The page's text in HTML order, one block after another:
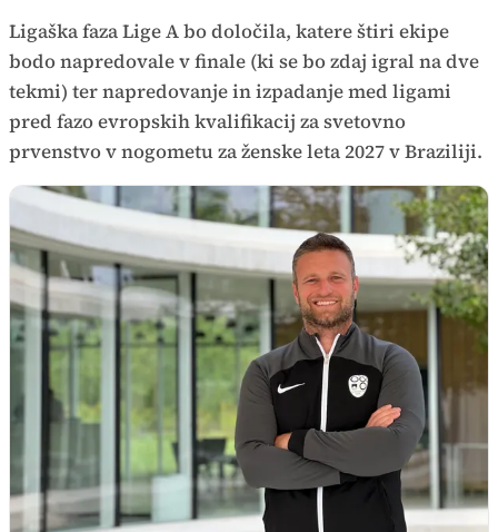
Ligaška faza Lige A bo določila, katere štiri ekipe
bodo napredovale v finale (ki se bo zdaj igral na dve
tekmi) ter napredovanje in izpadanje med ligami
pred fazo evropskih kvalifikacij za svetovno
prvenstvo v nogometu za ženske leta 2027 v Braziliji.